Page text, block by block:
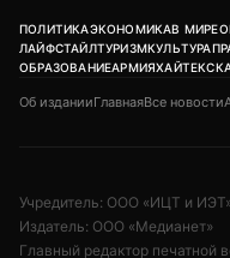
ПОЛИТИКАЭКОНОМИКАВ МИРЕ
ЛАЙФСТАЙЛТУРИЗМКУЛЬТУРА
ОБРАЗОВАНИЕАРМИЯХАЙТЕК
Об изданииГлавнаяВсе новости
Учредитель: ООО «ИЦТ и
Издатель: ООО «Медианет»
Главный редактор печатной